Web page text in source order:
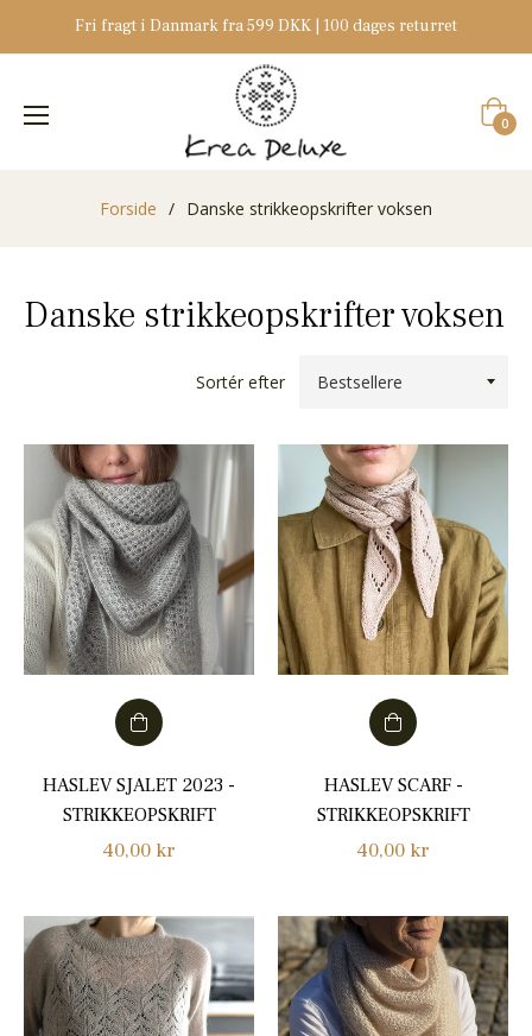
Fri fragt i Danmark fra 599 DKK | 100 dages returret
0
Forside / Danske strikkeopskrifter voksen
Danske strikkeopskrifter voksen
Sortér efter
HASLEV SJALET 2023 -
STRIKKEOPSKRIFT
Normalpris
40,00 kr
HASLEV SCARF -
STRIKKEOPSKRIFT
Normalpris
40,00 kr